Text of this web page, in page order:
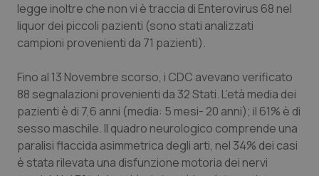
Tumore al seno
Tumori del Polmone & Testa Collo
Tumori gastrointestinali
Ulcera & Reflusso
legge inoltre che non vi è traccia di Enterovirus 68 nel
liquor dei piccoli pazienti (sono stati analizzati
campioni provenienti da 71 pazienti).
Fino al 13 Novembre scorso, i CDC avevano verificato
88 segnalazioni provenienti da 32 Stati. L’età media dei
pazienti è di 7,6 anni (media: 5 mesi- 20 anni); il 61% è di
sesso maschile. Il quadro neurologico comprende una
paralisi flaccida asimmetrica degli arti, nel 34% dei casi
è stata rilevata una disfunzione motoria dei nervi